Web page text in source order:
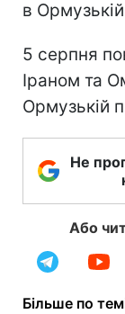
в
5 серпня
Іраном та
Ормузькій
Не
Або
Більше по